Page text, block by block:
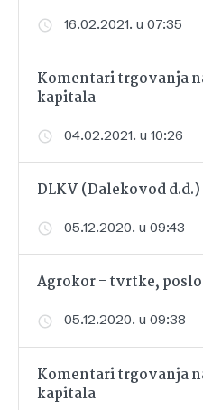
16.02.2021. u 07:35
Komentari trgovanja
kapitala
04.02.2021. u 10:26
DLKV (Dalekovod d.d.)
05.12.2020. u 09:43
Agrokor - tvrtke,
05.12.2020. u 09:38
Komentari trgovanja
kapitala